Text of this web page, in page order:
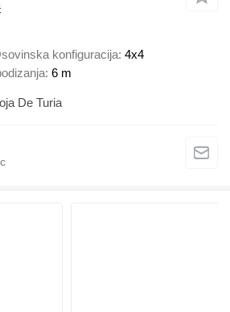
konfiguracija 4x4
6 m
De Turia